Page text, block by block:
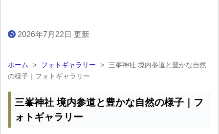
2026年7月22日 更新
ホーム > フォトギャラリー >
三峯神社 境内参道と豊かな自然
の様子｜フォトギャラリー
三峯神社 境内参道と豊かな自然の様子｜フ
ォトギャラリー